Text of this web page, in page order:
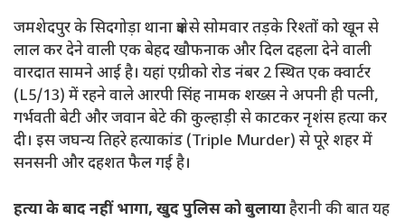
जमशेदपुर के सिदगोड़ा थाना क्षेत्र से सोमवार तड़के रिश्तों को खून से
लाल कर देने वाली एक बेहद खौफनाक और दिल दहला देने वाली
वारदात सामने आई है। यहां एग्रीको रोड नंबर 2 स्थित एक क्वार्टर
(L5/13) में रहने वाले आरपी सिंह नामक शख्स ने अपनी ही पत्नी,
गर्भवती बेटी और जवान बेटे की कुल्हाड़ी से काटकर नृशंस हत्या कर
दी। इस जघन्य तिहरे हत्याकांड (Triple Murder) से पूरे शहर में
सनसनी और दहशत फैल गई है।
हत्या के बाद नहीं भागा, खुद पुलिस को बुलायाहैरानी की बात यह